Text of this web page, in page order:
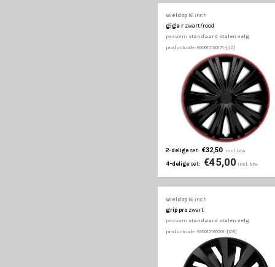
wieldop16 inch
gigagun-metal
pasvormstandaard
productcode:
2-delige
4-deligeset:
wieldop
16 inch